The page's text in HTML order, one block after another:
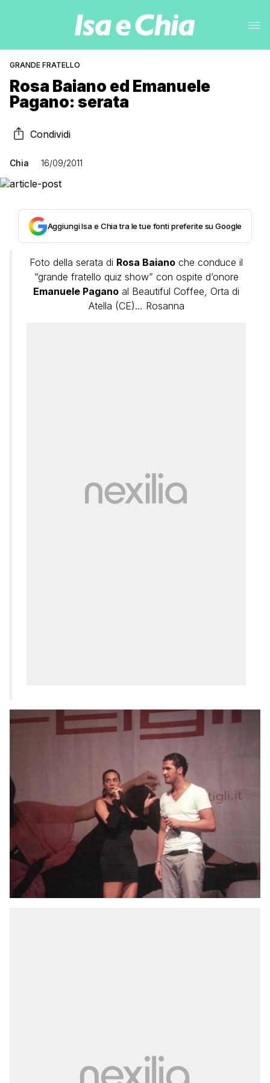
GRANDE FRATELLO
Rosa Baiano ed Emanuele
Pagano: serata
Condividi
Chia 16/09/2011
Aggiungi Isa e Chia tra le tue fonti preferite su Google
Foto della serata di Rosa Baiano che conduce il
“grande fratello quiz show” con ospite d’onore
Emanuele Pagano al Beautiful Coffee, Orta di
Atella (CE)… Rosanna